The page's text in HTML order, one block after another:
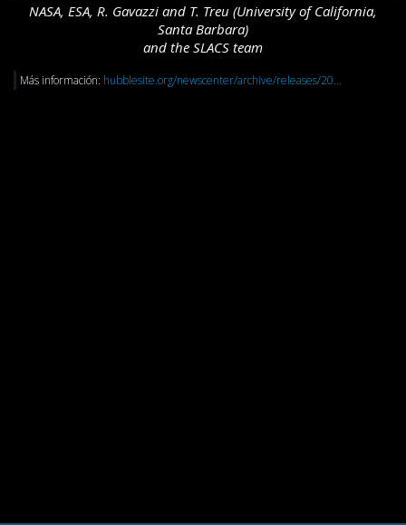
NASA, ESA, R. Gavazzi and T. Treu (University of California,
Santa Barbara)
and the SLACS team
Más información: hubblesite.org/newscenter/archive/releases/20...